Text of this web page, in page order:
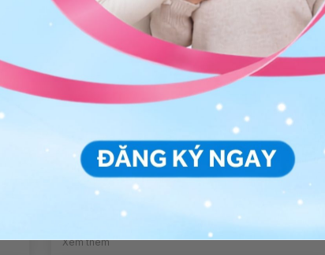
U nang dây thanh: Nguyên
nhân, triệu chứng và cách điều
Xem thêm